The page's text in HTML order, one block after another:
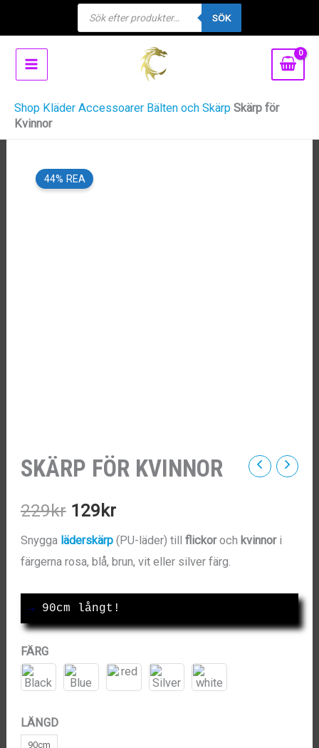
innehåll
Products
search
SÖK
Shop Kläder Accessoarer Bälten och Skärp Skärp för
Kvinnor
44% REA
SKÄRP FÖR KVINNOR
229kr Det
ursprungliga
priset
var:
229kr.
129 krDet
nuvarande
priset
är:
129kr.
Snygga läderskärp(PU-läder) till flickoroch kvinnori
färgerna rosa, blå, brun, vit eller silver färg.
→ 90cm långt!
FÄRG
LÄNGD
90cm